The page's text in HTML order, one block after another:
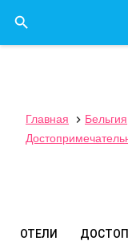

Главная  Бельгия
ОТЕЛИ